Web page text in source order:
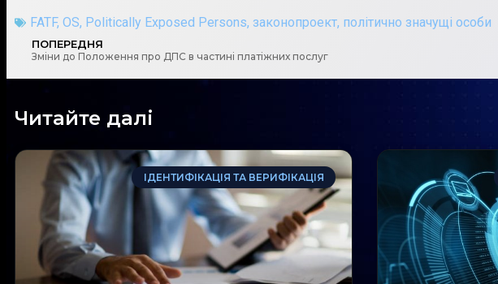
FATF, OS, Politically Exposed Persons, законопроект, політично значущі особи
ПОПЕРЕДНЯ
Зміни до Положення про ДПС в частині платіжних послуг
Читайте далі
ІДЕНТИФІКАЦІЯ ТА ВЕРИФІКАЦІЯ